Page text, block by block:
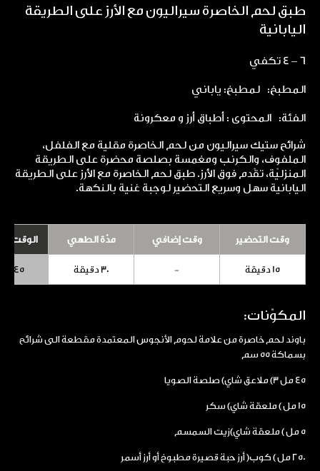
طبق لحم الخاصرة سيراليون مع الأرز على الطريقة
اليابانية
6 – 4 تكفي
المطبخ: لمطبخ: ياباني
الفئة: المحتوى : أطباق أرز و معكرونة
شرائح ستيك سيراليون من لحم الخاصرة مقلية مع الفلفل،
الملفوف، والكرنب ومغمسة بصلصة محضرة على الطريقة
المنزليّة، تقّدم فوق الأرز. طبق لحم الخاصرة مع الأرز على الطريقة
اليابانية سهل وسريع التحضير لوجبة غنية بالنكهة.
وقت التحضير وقت إضافي مدّة الطهي الوقت
15 دقيقة - 30 دقيقة 45 دقيقة
المكوّنات:
باوند لحم خاصرة من علامة لحوم الأنجوس المعتمدة مقطعة الى شرائح
بسماكة 55 سم
45 مل 3) ملاعق شاي) صلصة الصويا
15 مل ) ملعقة شاي) سكر
5 مل ) ملعقة شاي)زيت السمسم
250 مل ) كوب( أرز حبة قصيرة مطبوخ أو أرز أسمر